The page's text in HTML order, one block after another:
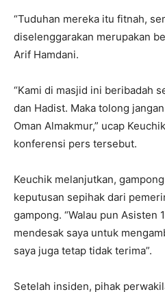
“Tuduhan mereka itu fitnah,
diselenggarakan merupakan
Arif Hamdani.
“Kami di masjid ini beribadah
dan Hadist. Maka tolong
Oman Almakmur,” ucap
konferensi pers tersebut.
Keuchik melanjutkan,
keputusan sepihak dari
gampong. “Walau pun Asisten
mendesak saya untuk
saya juga tetap tidak terima”.
Setelah insiden, pihak